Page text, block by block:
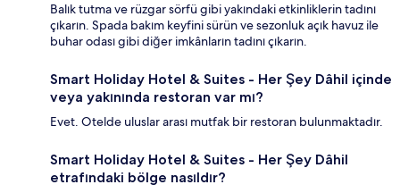
Balık tutma ve rüzgar sörfü gibi yakındaki etkinliklerin tadını
çıkarın. Spada bakım keyfini sürün ve sezonluk açık havuz ile
buhar odası gibi diğer imkânların tadını çıkarın.
Smart Holiday Hotel & Suites - Her Şey Dâhil içinde
veya yakınında restoran var mı?
Evet. Otelde uluslar arası mutfak bir restoran bulunmaktadır.
Smart Holiday Hotel & Suites - Her Şey Dâhil
etrafındaki bölge nasıldır?